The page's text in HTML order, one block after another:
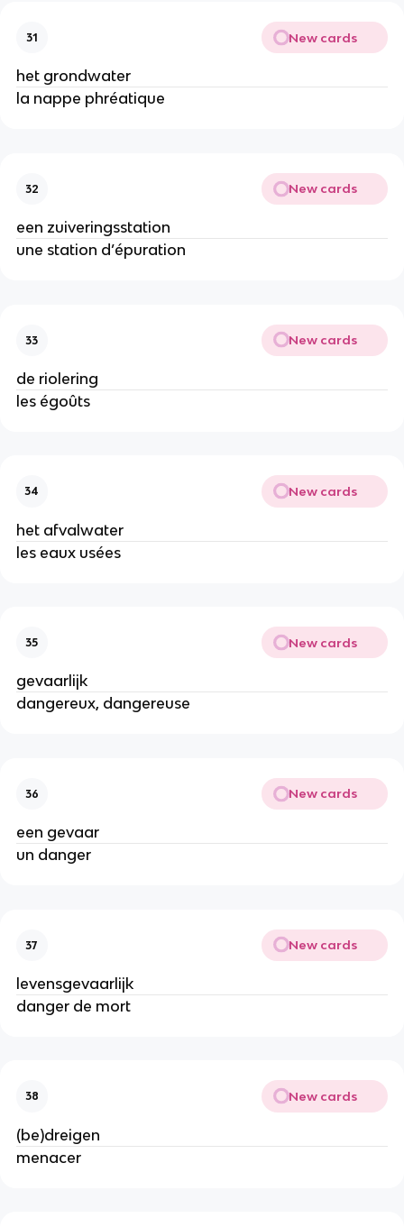
31 New cards
het grondwater
la nappe phréatique
32 New cards
een zuiveringsstation
une station d’épuration
33 New cards
de riolering
les égoûts
34 New cards
het afvalwater
les eaux usées
35 New cards
gevaarlijk
dangereux, dangereuse
36 New cards
een gevaar
un danger
37 New cards
levensgevaarlijk
danger de mort
38 New cards
(be)dreigen
menacer